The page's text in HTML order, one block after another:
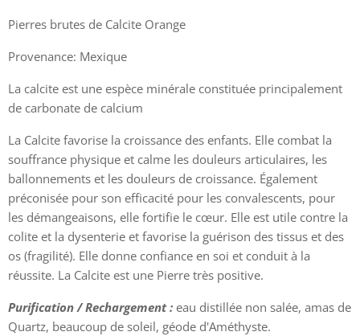
Pierres brutes de Calcite Orange
Provenance: Mexique
La calcite est une espèce minérale constituée principalement
de carbonate de calcium
La Calcite favorise la croissance des enfants. Elle combat la
souffrance physique et calme les douleurs articulaires, les
ballonnements et les douleurs de croissance. Également
préconisée pour son efficacité pour les convalescents, pour
les démangeaisons, elle fortifie le cœur. Elle est utile contre la
colite et la dysenterie et favorise la guérison des tissus et des
os (fragilité). Elle donne confiance en soi et conduit à la
réussite. La Calcite est une Pierre très positive.
Purification / Rechargement : eau distillée non salée, amas de
Quartz, beaucoup de soleil, géode d'Améthyste.